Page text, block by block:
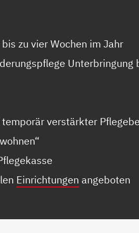
zu vier Wochen im Jahr
Unterbringung
verstärkter
Einrichtungen angeboten